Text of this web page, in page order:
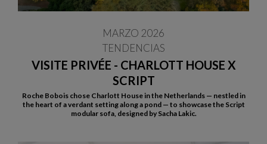
VISITE PRIVÉE - CHARLOTT HOUSE X
SCRIPT
MARZO 2026
TENDENCIAS
Roche Bobois chose Charlott House in the Netherlands — nestled in
the heart of a verdant setting along a pond — to showcase the Script
modular sofa, designed by Sacha Lakic.